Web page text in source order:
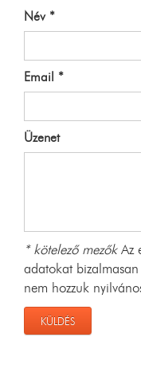
Név *
Email *
Üzenet
* kötelező mezőkAz
adatokat
nem hozzuk
KÜLDÉS